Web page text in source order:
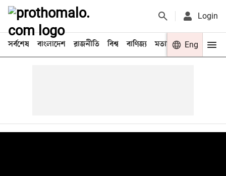
Login
সর্বশেষ বাংলাদেশ রাজনীতি বিশ্ব বাণিজ্য মতামত খেলা
Eng